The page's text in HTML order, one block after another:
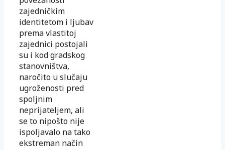
zajedničkim
identitetom i ljubav
prema vlastitoj
zajednici postojali
su i kod gradskog
stanovništva,
naročito u slučaju
ugroženosti pred
spoljnim
neprijateljem, ali
se to nipošto nije
ispoljavalo na tako
ekstreman način